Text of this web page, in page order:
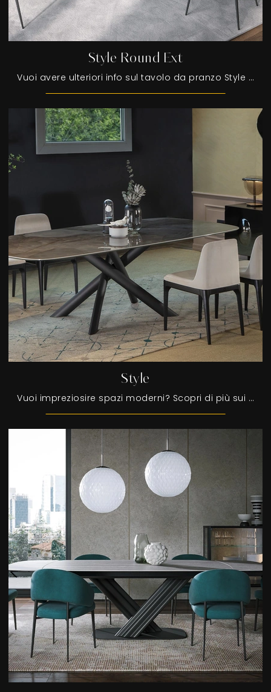
Style Round Ext
Vuoi avere ulteriori info sul tavolo da pranzo Style Round Ext di Tonin Casa? Clicca e ottieni informazioni sui modelli allungabili della marca.
Style
Vuoi impreziosire spazi moderni? Scopri di più sui tavoli moderni fissi: il modello da pranzo Style ti attende.